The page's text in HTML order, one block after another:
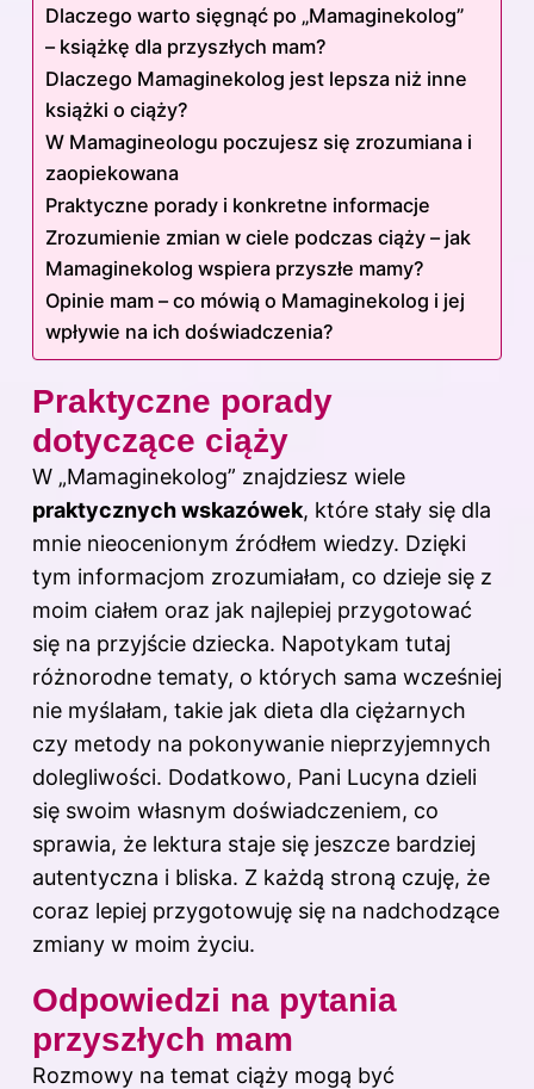
Dlaczego warto sięgnąć po „Mamaginekolog”
– książkę dla przyszłych mam?
Dlaczego Mamaginekolog jest lepsza niż inne
książki o ciąży?
W Mamagineologu poczujesz się zrozumiana i
zaopiekowana
Praktyczne porady i konkretne informacje
Zrozumienie zmian w ciele podczas ciąży – jak
Mamaginekolog wspiera przyszłe mamy?
Opinie mam – co mówią o Mamaginekolog i jej
wpływie na ich doświadczenia?
Praktyczne porady
dotyczące ciąży
W „Mamaginekolog” znajdziesz wiele
praktycznych wskazówek, które stały się dla
mnie nieocenionym źródłem wiedzy. Dzięki
tym informacjom zrozumiałam, co dzieje się z
moim ciałem oraz jak najlepiej przygotować
się na przyjście dziecka. Napotykam tutaj
różnorodne tematy, o których sama wcześniej
nie myślałam, takie jak dieta dla ciężarnych
czy metody na pokonywanie nieprzyjemnych
dolegliwości. Dodatkowo, Pani Lucyna dzieli
się swoim własnym doświadczeniem, co
sprawia, że lektura staje się jeszcze bardziej
autentyczna i bliska. Z każdą stroną czuję, że
coraz lepiej przygotowuję się na nadchodzące
zmiany w moim życiu.
Odpowiedzi na pytania
przyszłych mam
Rozmowy na temat ciąży mogą być